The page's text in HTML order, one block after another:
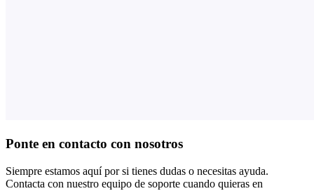
Ponte en contacto con nosotros
Siempre estamos aquí por si tienes dudas o necesitas ayuda.
Contacta con nuestro equipo de soporte cuando quieras en